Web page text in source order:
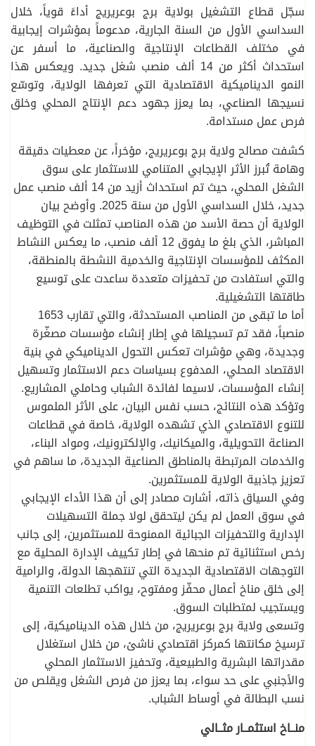
سجّل قطاع التشغيل بولاية برج بوعريريج أداءً قوياً، خلال
السداسي الأول من السنة الجارية، مدعوماً بمؤشرات إيجابية
في مختلف القطاعات الإنتاجية والصناعية، ما أسفر عن
استحداث أكثر من 14 ألف منصب شغل جديد. ويعكس هذا
النمو الديناميكية الاقتصادية التي تعرفها الولاية، وتوسّع
نسيجها الصناعي، بما يعزز جهود دعم الإنتاج المحلي وخلق
فرص عمل مستدامة.
كشفت مصالح ولاية برج بوعريريج، مؤخراً، عن معطيات دقيقة
وهامة تُبرز الأثر الإيجابي المتنامي للاستثمار على سوق
الشغل المحلي، حيث تم استحداث أزيد من 14 ألف منصب عمل
جديد، خلال السداسي الأول من سنة 2025. وأوضح بيان
الولاية أن حصة الأسد من هذه المناصب تمثلت في التوظيف
المباشر، الذي بلغ ما يفوق 12 ألف منصب، ما يعكس النشاط
المكثف للمؤسسات الإنتاجية والخدمية النشطة بالمنطقة،
والتي استفادت من تحفيزات متعددة ساعدت على توسيع
طاقتها التشغيلية.
أما ما تبقى من المناصب المستحدثة، والتي تقارب 1653
منصباً، فقد تم تسجيلها في إطار إنشاء مؤسسات مصغّرة
وجديدة، وهي مؤشرات تعكس التحول الديناميكي في بنية
الاقتصاد المحلي، المدفوع بسياسات دعم الاستثمار وتسهيل
إنشاء المؤسسات، لاسيما لفائدة الشباب وحاملي المشاريع.
وتؤكد هذه النتائج، حسب نفس البيان، على الأثر الملموس
للتنوع الاقتصادي الذي تشهده الولاية، خاصة في قطاعات
الصناعة التحويلية، والميكانيك، والإلكترونيك، ومواد البناء،
والخدمات المرتبطة بالمناطق الصناعية الجديدة، ما ساهم في
تعزيز جاذبية الولاية للمستثمرين.
وفي السياق ذاته، أشارت مصادر إلى أن هذا الأداء الإيجابي
في سوق العمل لم يكن ليتحقق لولا جملة التسهيلات
الإدارية والتحفيزات الجبائية الممنوحة للمستثمرين، إلى جانب
رخص استثنائية تم منحها في إطار تكييف الإدارة المحلية مع
التوجهات الاقتصادية الجديدة التي تنتهجها الدولة، والرامية
إلى خلق مناخ أعمال محفّز ومفتوح، يواكب تطلعات التنمية
ويستجيب لمتطلبات السوق.
وتسعى ولاية برج بوعريريج، من خلال هذه الديناميكية، إلى
ترسيخ مكانتها كمركز اقتصادي ناشئ، من خلال استغلال
مقدراتها البشرية والطبيعية، وتحفيز الاستثمار المحلي
والأجنبي على حد سواء، بما يعزز من فرص الشغل ويقلص من
نسب البطالة في أوساط الشباب.
منــاخ استثمــار مثــالي